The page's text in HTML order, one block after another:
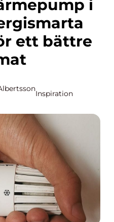
ett bättre
Inspiration